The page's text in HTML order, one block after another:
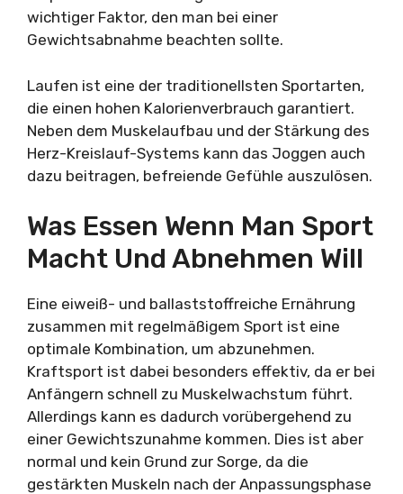
wichtiger Faktor, den man bei einer
Gewichtsabnahme beachten sollte.
Laufen ist eine der traditionellsten Sportarten,
die einen hohen Kalorienverbrauch garantiert.
Neben dem Muskelaufbau und der Stärkung des
Herz-Kreislauf-Systems kann das Joggen auch
dazu beitragen, befreiende Gefühle auszulösen.
Was Essen Wenn Man Sport
Macht Und Abnehmen Will
Eine eiweiß- und ballaststoffreiche Ernährung
zusammen mit regelmäßigem Sport ist eine
optimale Kombination, um abzunehmen.
Kraftsport ist dabei besonders effektiv, da er bei
Anfängern schnell zu Muskelwachstum führt.
Allerdings kann es dadurch vorübergehend zu
einer Gewichtszunahme kommen. Dies ist aber
normal und kein Grund zur Sorge, da die
gestärkten Muskeln nach der Anpassungsphase